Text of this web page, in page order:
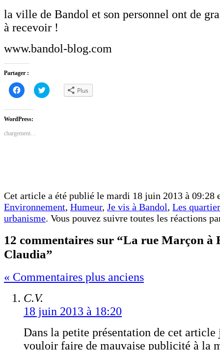
la ville de Bandol et son personnel ont de
à recevoir !
www.bandol-blog.com
Partager :
Cliquez
pour
partager
Facebook(ouvre
dans
une
fenêtre)
Cliquez
pour Plus
WordPress:
chargement…
Cet article a été publié le mardi 18 juin 2013 à 09:28
Environnement, Humeur, Je vis à Bandol, Les
urbanisme. Vous pouvez suivre toutes les réactions
12 commentaires sur “La rue Marçon à
Claudia”
« Commentaires plus anciens
C.V.
18 juin 2013 à 18:20
Dans la petite présentation de cet article
vouloir faire de mauvaise publicité à la